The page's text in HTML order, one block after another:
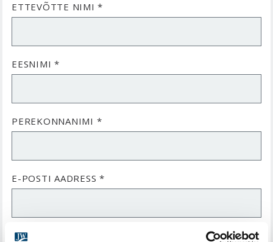
ETTEVÕTTE NIMI *
EESNIMI *
PEREKONNANIMI *
E-POSTI AADRESS *
TELEFONINUMBER *